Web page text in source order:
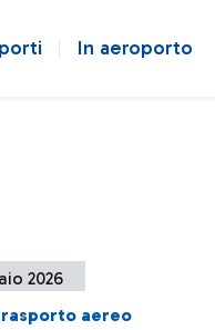
In aeroporto
2026
aereo